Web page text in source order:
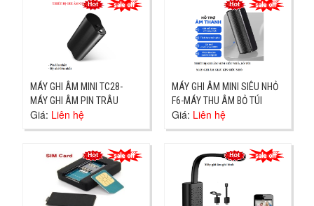
MÁY GHI ÂM MINI TC28-
MÁY GHI ÂM PIN TRÂU
Giá: Liên hệ
MÁY GHI ÂM MINI SIÊU NHỎ
F6-MÁY THU ÂM BỎ TÚI
Giá: Liên hệ